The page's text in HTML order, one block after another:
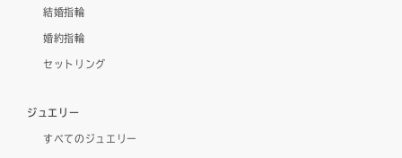
結婚指輪
婚約指輪
セットリング
ジュエリー
すべてのジュエリー